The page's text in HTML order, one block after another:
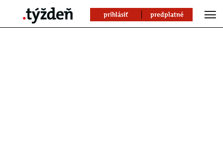
prihlásiť predplatné